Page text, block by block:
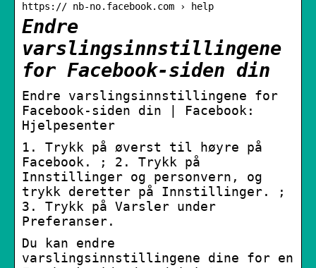
https:// nb-no.facebook.com › help
Endre
varslingsinnstillingene
for Facebook-siden din
Endre varslingsinnstillingene for
Facebook-siden din | Facebook:
Hjelpesenter
1. Trykk på øverst til høyre på
Facebook. ; 2. Trykk på
Innstillinger og personvern, og
trykk deretter på Innstillinger. ;
3. Trykk på Varsler under
Preferanser.
Du kan endre
varslingsinnstillingene dine for en